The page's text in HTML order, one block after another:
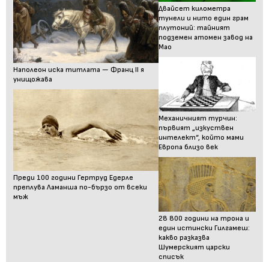
Наполеон иска титлата — Франц II я
унищожава
Преди 100 години Гертруд Едерле
преплува Ламанша по-бързо от всеки
мъж
Двайсет километра
тунели и нито един грам
плутоний: тайният
подземен атомен завод на
Мао
Механичният турчин:
първият „изкуствен
интелект“, който мами
Европа близо век
28 800 години на трона и
един истински Гилгамеш:
какво разказва
Шумерският царски
списък